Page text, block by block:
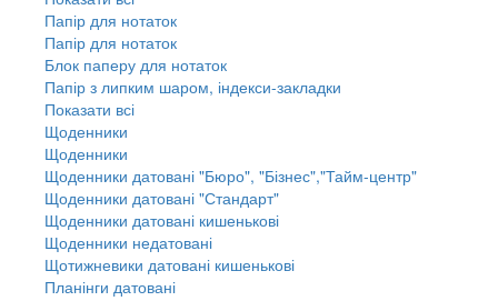
Папір для нотаток
Папір для нотаток
Блок паперу для нотаток
Папір з липким шаром, індекси-закладки
Показати всі
Щоденники
Щоденники
Щоденники датовані "Бюро", "Бізнес","Тайм-центр"
Щоденники датовані "Стандарт"
Щоденники датовані кишенькові
Щоденники недатовані
Щотижневики датовані кишенькові
Планінги датовані